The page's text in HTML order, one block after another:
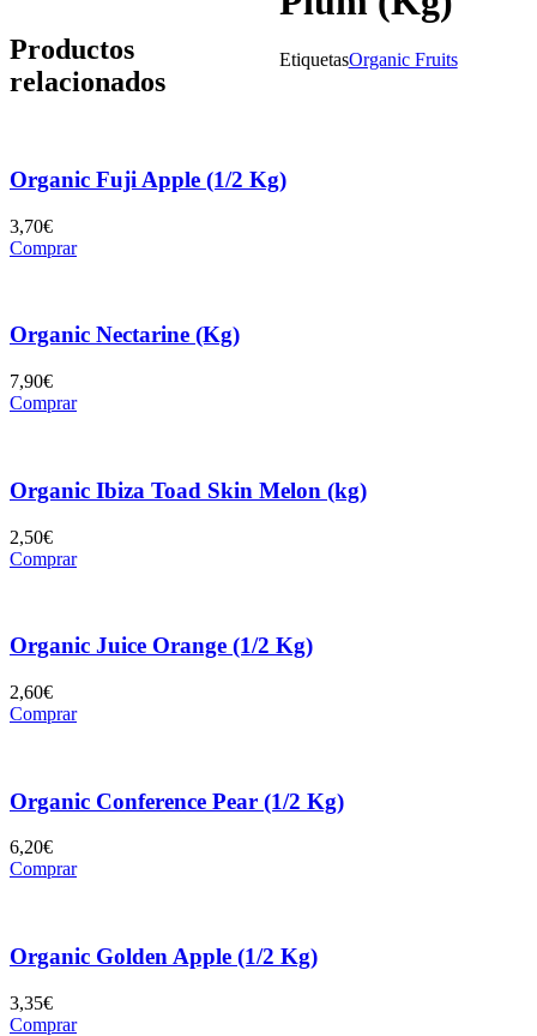
EtiquetasOrganic Fruits
Productos
relacionados
Organic Fuji Apple (1/2 Kg)
3,70€
Comprar
Organic Nectarine (Kg)
7,90€
Comprar
Organic Ibiza Toad Skin Melon (kg)
2,50€
Comprar
Organic Juice Orange (1/2 Kg)
2,60€
Comprar
Organic Conference Pear (1/2 Kg)
6,20€
Comprar
Organic Golden Apple (1/2 Kg)
3,35€
Comprar